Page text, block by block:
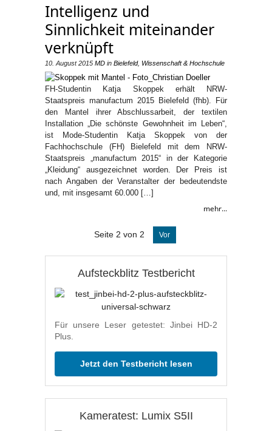
Intelligenz und
Sinnlichkeit miteinander
verknüpft
10. August 2015 MD in Bielefeld, Wissenschaft & Hochschule
FH-Studentin Katja Skoppek erhält NRW-
Staatspreis manufactum 2015 Bielefeld (fhb). Für
den Mantel ihrer Abschlussarbeit, der textilen
Installation „Die schönste Gewohnheit im Leben“,
ist Mode-Studentin Katja Skoppek von der
Fachhochschule (FH) Bielefeld mit dem NRW-
Staatspreis „manufactum 2015“ in der Kategorie
„Kleidung“ ausgezeichnet worden. Der Preis ist
nach Angaben der Veranstalter der bedeutendste
und, mit insgesamt 60.000 […]
mehr...
Seite 2 von 2 Vor
Aufsteckblitz Testbericht
Für unsere Leser getestet: Jinbei HD-2
Plus.
Jetzt den Testbericht lesen
Kameratest: Lumix S5II